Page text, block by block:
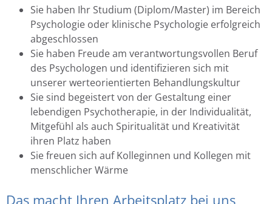
Sie haben Ihr Studium (Diplom/Master) im Bereich
Psychologie oder klinische Psychologie erfolgreich
abgeschlossen
Sie haben Freude am verantwortungsvollen Beruf
des Psychologen und identifizieren sich mit
unserer werteorientierten Behandlungskultur
Sie sind begeistert von der Gestaltung einer
lebendigen Psychotherapie, in der Individualität,
Mitgefühl als auch Spiritualität und Kreativität
ihren Platz haben
Sie freuen sich auf Kolleginnen und Kollegen mit
menschlicher Wärme
Das macht Ihren Arbeitsplatz bei uns